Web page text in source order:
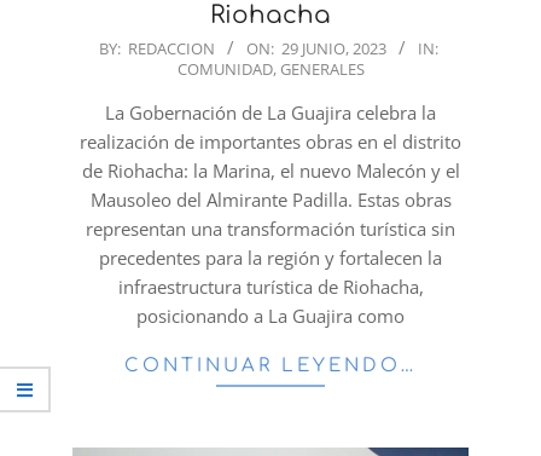
Riohacha
2023-
BY: REDACCION ON: 29 JUNIO, 2023
IN:
COMUNIDAD, GENERALES
La Gobernación de La Guajira celebra la
realización de importantes obras en el distrito
de Riohacha: la Marina, el nuevo Malecón y el
Mausoleo del Almirante Padilla. Estas obras
representan una transformación turística sin
precedentes para la región y fortalecen la
infraestructura turística de Riohacha,
posicionando a La Guajira como
CONTINUAR LEYENDO…